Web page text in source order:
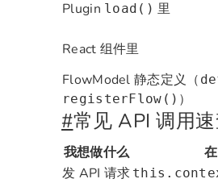
Plugin load() 里
React 组件里
FlowModel 静态定义（
registerFlow() ）
#常见 API 调用
我想做什么
发 API 请求